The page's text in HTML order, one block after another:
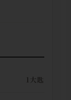
1大匙